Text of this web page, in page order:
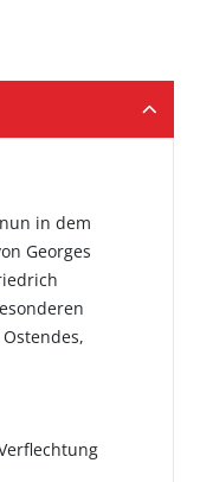
in dem
Georges